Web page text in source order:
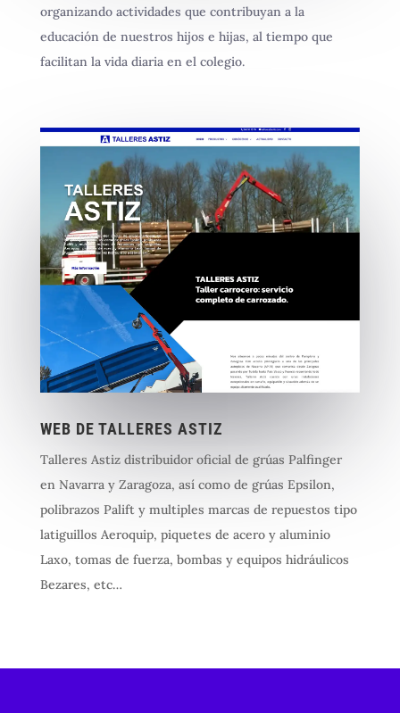
organizando actividades que contribuyan a la
educación de nuestros hijos e hijas, al tiempo que
facilitan la vida diaria en el colegio.
WEB DE TALLERES ASTIZ
Talleres Astiz distribuidor oficial de grúas Palfinger
en Navarra y Zaragoza, así como de grúas Epsilon,
polibrazos Palift y multiples marcas de repuestos tipo
latiguillos Aeroquip, piquetes de acero y aluminio
Laxo, tomas de fuerza, bombas y equipos hidráulicos
Bezares, etc…